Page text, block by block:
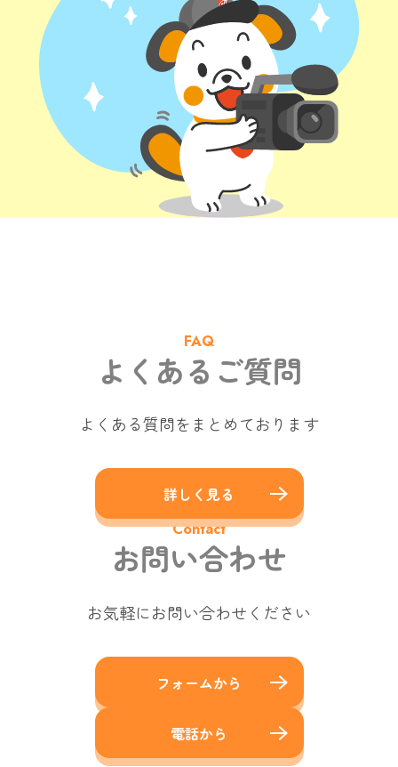
FAQ
よくあるご質問
よくある質問をまとめております
詳しく見る
Contact
お問い合わせ
お気軽にお問い合わせください
フォームから
電話から